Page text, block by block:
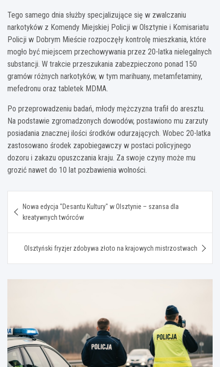
Tego samego dnia służby specjalizujące się w zwalczaniu
narkotyków z Komendy Miejskiej Policji w Olsztynie i Komisariatu
Policji w Dobrym Mieście rozpoczęły kontrolę mieszkania, które
mogło być miejscem przechowywania przez 20-latka nielegalnych
substancji. W trakcie przeszukania zabezpieczono ponad 150
gramów różnych narkotyków, w tym marihuany, metamfetaminy,
mefedronu oraz tabletek MDMA.
Po przeprowadzeniu badań, młody mężczyzna trafił do aresztu.
Na podstawie zgromadzonych dowodów, postawiono mu zarzuty
posiadania znacznej ilości środków odurzających. Wobec 20-latka
zastosowano środek zapobiegawczy w postaci policyjnego
dozoru i zakazu opuszczania kraju. Za swoje czyny może mu
grozić nawet do 10 lat pozbawienia wolności.
wpisu
Nowa edycja "Desantu Kultury" w Olsztynie – szansa dla
kreatywnych twórców
Olsztyński fryzjer zdobywa złoto na krajowych mistrzostwach